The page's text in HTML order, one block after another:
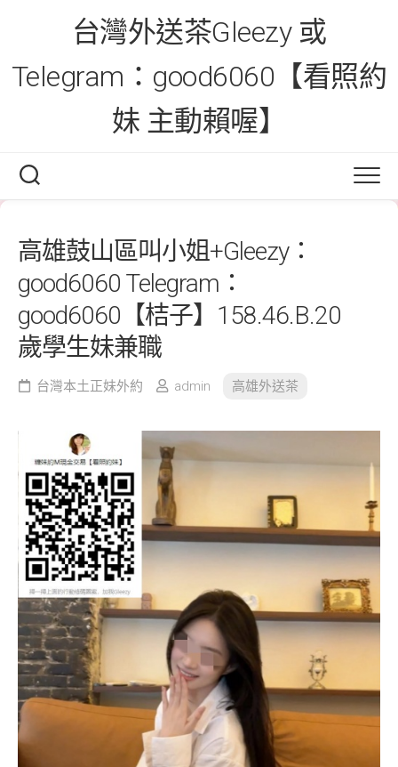
台灣外送茶Gleezy 或
Telegram：good6060【看照約
妹 主動賴喔】
高雄鼓山區叫小姐+Gleezy：
good6060 Telegram：
good6060【桔子】158.46.B.20
歲學生妹兼職
台灣本土正妹外約 admin 高雄外送茶